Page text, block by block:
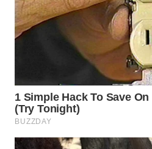
NATUNA
WN
MANDALIKA
LIKUPANG